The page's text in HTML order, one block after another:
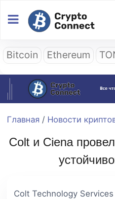
Bitcoin Ethereum
Главная / Новости
Colt и Ciena
Colt Technology